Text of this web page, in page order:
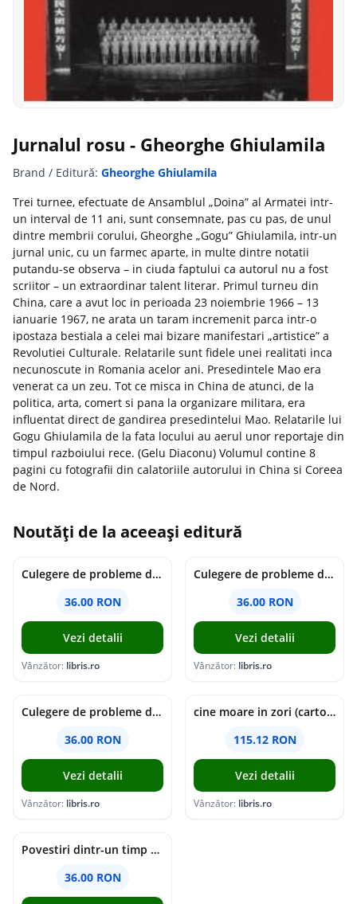
Jurnalul rosu - Gheorghe Ghiulamila
Brand / Editură: Gheorghe Ghiulamila
Trei turnee, efectuate de Ansamblul „Doina” al Armatei intr-
un interval de 11 ani, sunt consemnate, pas cu pas, de unul
dintre membrii corului, Gheorghe „Gogu” Ghiulamila, intr-un
jurnal unic, cu un farmec aparte, in multe dintre notatii
putandu-se observa – in ciuda faptului ca autorul nu a fost
scriitor – un extraordinar talent literar. Primul turneu din
China, care a avut loc in perioada 23 noiembrie 1966 – 13
ianuarie 1967, ne arata un taram incremenit parca intr-o
ipostaza bestiala a celei mai bizare manifestari „artistice” a
Revolutiei Culturale. Relatarile sunt fidele unei realitati inca
necunoscute in Romania acelor ani. Presedintele Mao era
venerat ca un zeu. Tot ce misca in China de atunci, de la
politica, arta, comert si pana la organizare militara, era
influentat direct de gandirea presedintelui Mao. Relatarile lui
Gogu Ghiulamila de la fata locului au aerul unor reportaje din
timpul razboiului rece. (Gelu Diaconu) Volumul contine 8
pagini cu fotografii din calatoriile autorului in China si Coreea
de Nord.
Noutăți de la aceeași editură
Culegere de probleme de matematica - Clasa 7 - Ioana Monalisa Manea
36.00 RON
Vezi detalii
Vânzător: libris.ro
Culegere de probleme de matematica - Clasa 6 - Ioana Monalisa Manea, Cristina Neagoe
36.00 RON
Vezi detalii
Vânzător: libris.ro
Culegere de probleme de matematica - Clasa 5 - Ioana Monalisa Manea, Cristina Neagoe
36.00 RON
Vezi detalii
Vânzător: libris.ro
cine moare in zori (cartonata) - holly jackson
115.12 RON
Vezi detalii
Vânzător: libris.ro
Povestiri dintr-un timp suspendat - Simona Mihutiu
36.00 RON